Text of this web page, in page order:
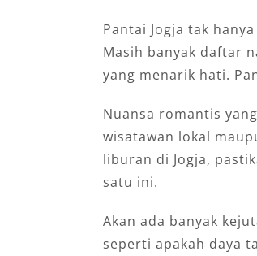
Pantai Jogja tak
Masih banyak daftar
yang menarik hati.
Nuansa romantis
wisatawan lokal
liburan di Jogja,
satu ini.
Akan ada banyak
seperti apakah daya